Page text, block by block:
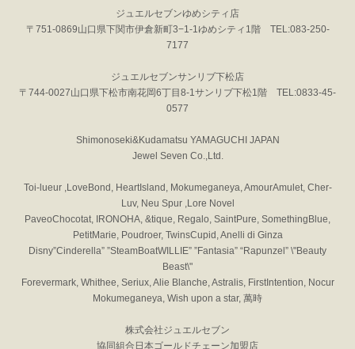
ジュエルセブンゆめシティ店
〒751-0869山口県下関市伊倉新町3−1-1ゆめシティ1階 TEL:083-250-
7177
ジュエルセブンサンリブ下松店
〒744-0027山口県下松市南花岡6丁目8-1サンリブ下松1階 TEL:0833-45-
0577
Shimonoseki&Kudamatsu YAMAGUCHI JAPAN
Jewel Seven Co.,Ltd.
Toi-lueur ,LoveBond, HeartIsland, Mokumeganeya, AmourAmulet, Cher-
Luv, Neu Spur ,Lore Novel
PaveoChocotat, IRONOHA, &tique, Regalo, SaintPure, SomethingBlue,
PetitMarie, Poudroer, TwinsCupid, Anelli di Ginza
Disny”Cinderella” ”SteamBoatWILLIE” ”Fantasia” “Rapunzel” \"Beauty
Beast\"
Forevermark, Whithee, Seriux, Alie Blanche, Astralis, FirstIntention, Nocur
Mokumeganeya, Wish upon a star, 萬時
株式会社ジュエルセブン
協同組合日本ゴールドチェーン加盟店